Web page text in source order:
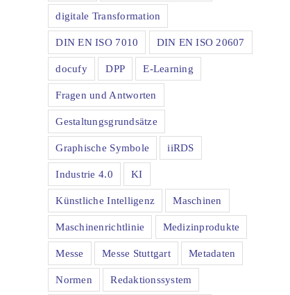
digitale Transformation
DIN EN ISO 7010 DIN EN ISO 20607
docufy DPP E-Learning
Fragen und Antworten
Gestaltungsgrundsätze
Graphische Symbole iiRDS
Industrie 4.0 KI
Künstliche Intelligenz Maschinen
Maschinenrichtlinie Medizinprodukte
Messe Messe Stuttgart Metadaten
Normen Redaktionssystem